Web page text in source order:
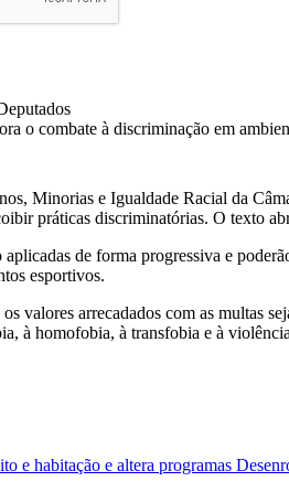
o combate à discriminação em
Minorias e Igualdade Racial da
práticas discriminatórias. O texto
aplicadas de forma progressiva e
esportivos.
valores arrecadados com as multas
à homofobia, à transfobia e à
e habitação e altera programas